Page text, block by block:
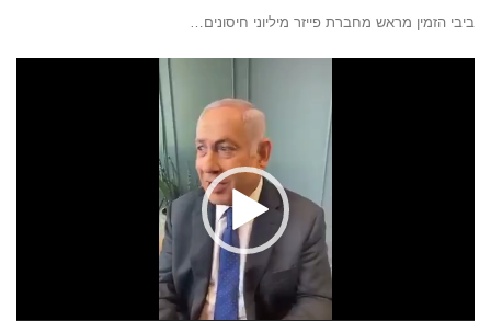
ביבי הזמין מראש מחברת פייזר מיליוני חיסונים…